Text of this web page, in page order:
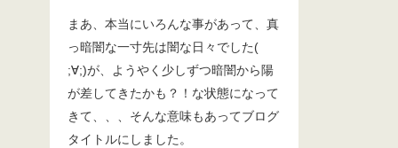
まあ、本当にいろんな事があって、真
っ暗闇な一寸先は闇な日々でした(
;∀;)が、ようやく少しずつ暗闇から陽
が差してきたかも？！な状態になって
きて、、、そんな意味もあってブログ
タイトルにしました。